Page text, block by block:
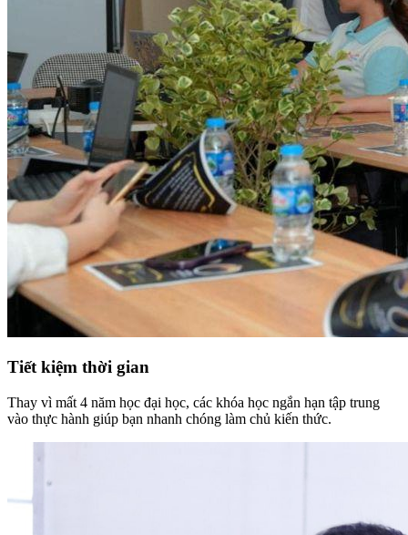
Tiết kiệm thời gian
Thay vì mất 4 năm học đại học, các khóa học ngắn hạn tập trung
vào thực hành giúp bạn nhanh chóng làm chủ kiến thức.